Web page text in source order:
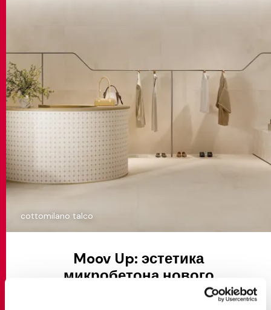
cottomilano talco
Moov Up: эстетика
микробетона нового